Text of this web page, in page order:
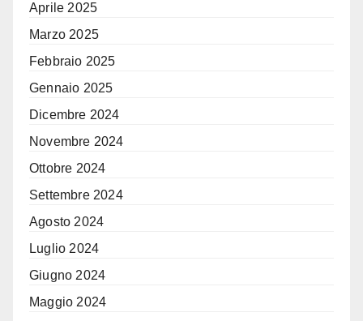
Aprile 2025
Marzo 2025
Febbraio 2025
Gennaio 2025
Dicembre 2024
Novembre 2024
Ottobre 2024
Settembre 2024
Agosto 2024
Luglio 2024
Giugno 2024
Maggio 2024